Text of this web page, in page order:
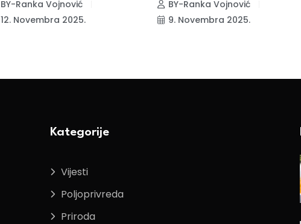
BY-Ranka Vojnović
12. Novembra 2025.
BY-Ranka Vojnović
9. Novembra 2025.
Kategorije
Vijesti
Poljoprivreda
Priroda